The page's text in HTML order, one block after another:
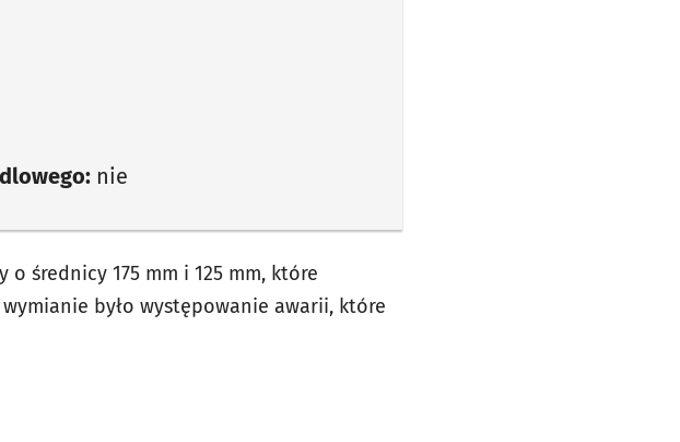
nie
średnicy 175 mm i 125 mm, które
było występowanie awarii, które